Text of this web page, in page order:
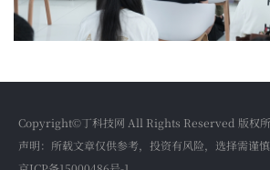
Copyright©丁科技网 All Rights Reserved 版权所
声明：所载文章仅供参考，投资有风险，选择需谨慎